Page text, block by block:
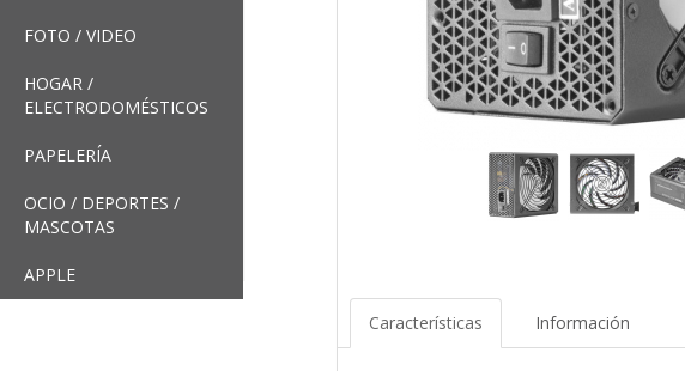
FOTO / VIDEO
HOGAR /
ELECTRODOMÉSTICOS
PAPELERÍA
OCIO / DEPORTES /
MASCOTAS
APPLE
Características Información